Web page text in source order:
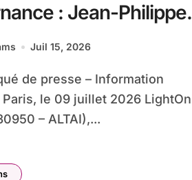
: Jean-Philippe
Directeur
du Conseil
Juil 15, 2026
le 09 juillet 2026 LightOn
– ALTAI),...